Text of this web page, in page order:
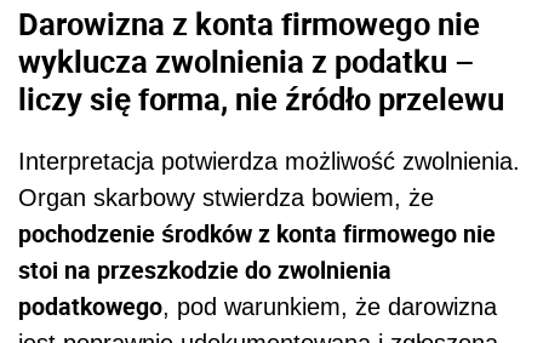
Darowizna z konta firmowego nie
wyklucza zwolnienia z podatku –
liczy się forma, nie źródło przelewu
Interpretacja potwierdza możliwość zwolnienia.
Organ skarbowy stwierdza bowiem, że
pochodzenie środków z konta firmowego nie
stoi na przeszkodzie do zwolnienia
podatkowego, pod warunkiem, że darowizna